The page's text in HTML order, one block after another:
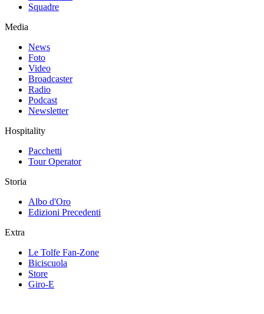
Squadre
Media
News
Foto
Video
Broadcaster
Radio
Podcast
Newsletter
Hospitality
Pacchetti
Tour Operator
Storia
Albo d'Oro
Edizioni Precedenti
Extra
Le Tolfe Fan-Zone
Biciscuola
Store
Giro-E